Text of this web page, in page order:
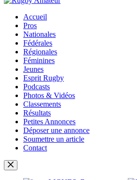
Accueil
Pros
Nationales
Fédérales
Régionales
Féminines
Jeunes
Esprit Rugby
Podcasts
Photos & Vidéos
Classements
Résultats
Petites Annonces
Déposer une annonce
Soumettre un article
Contact